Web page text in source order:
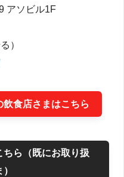
アソビル1F
）
食店さまはこちら
ら（既にお取り扱